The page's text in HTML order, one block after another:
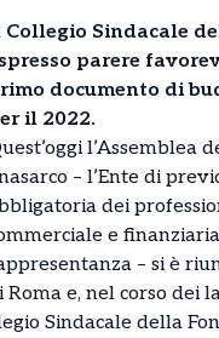
Collegio Sindacale
parere
documento di
il 2022.
l’Assemblea
– l’Ente di
dei
e
– si è
Roma e, nel corso dei
Sindacale della